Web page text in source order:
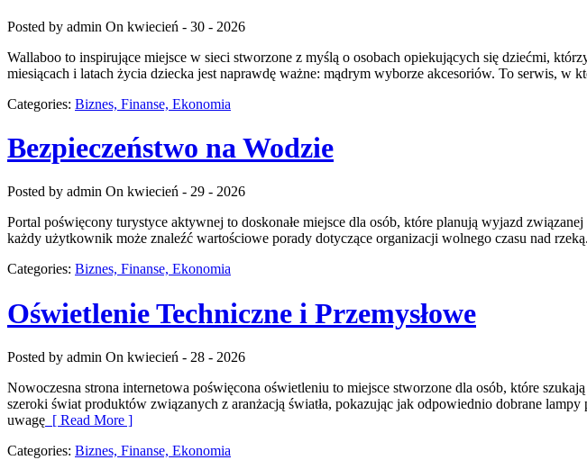
Posted by admin On kwiecień - 30 - 2026
Wallaboo to inspirujące miejsce w sieci stworzone z myślą o osobach opiekujących się dziećmi,
miesiącach i latach życia dziecka jest naprawdę ważne: mądrym wyborze akcesoriów. To serwis, w
Categories: Biznes, Finanse, Ekonomia
Bezpieczeństwo na Wodzie
Posted by admin On kwiecień - 29 - 2026
Portal poświęcony turystyce aktywnej to doskonałe miejsce dla osób, które planują wyjazd
każdy użytkownik może znaleźć wartościowe porady dotyczące organizacji wolnego czasu nad
Categories: Biznes, Finanse, Ekonomia
Oświetlenie Techniczne i Przemysłowe
Posted by admin On kwiecień - 28 - 2026
Nowoczesna strona internetowa poświęcona oświetleniu to miejsce stworzone dla osób, które
szeroki świat produktów związanych z aranżacją światła, pokazując jak odpowiednio dobrane
uwagę [ Read More ]
Categories: Biznes, Finanse, Ekonomia